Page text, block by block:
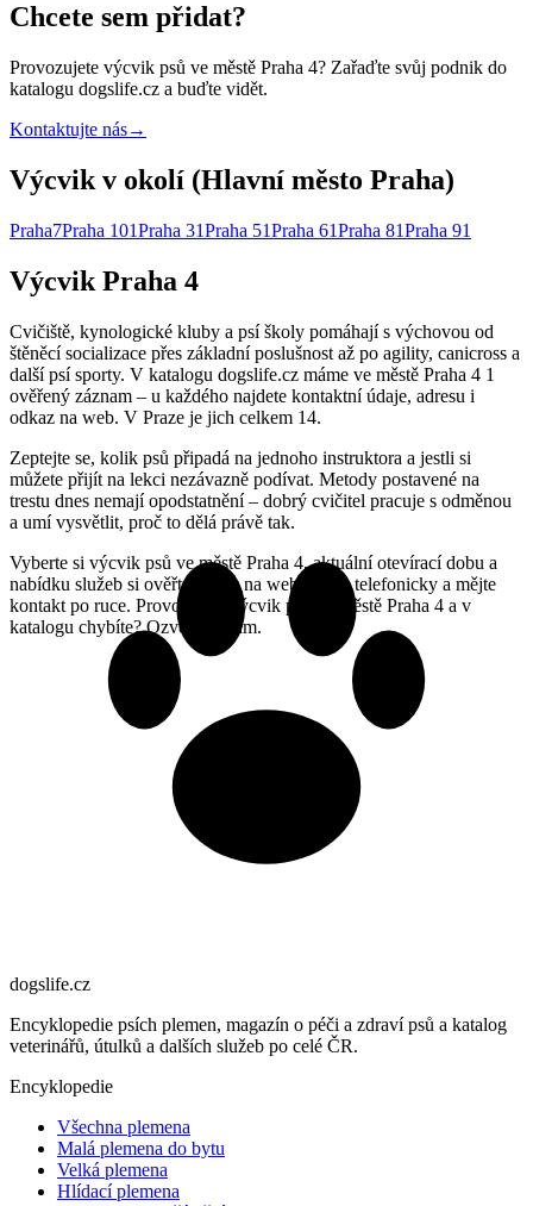
Chcete sem přidat?
Provozujete výcvik psů ve městě Praha 4? Zařaďte svůj podnik do
katalogu dogslife.cz a buďte vidět.
Kontaktujte nás→
Výcvik v okolí (Hlavní město Praha)
Praha7Praha 101Praha 31Praha 51Praha 61Praha 81Praha 91
Výcvik Praha 4
Cvičiště, kynologické kluby a psí školy pomáhají s výchovou od
štěněcí socializace přes základní poslušnost až po agility, canicross a
další psí sporty. V katalogu dogslife.cz máme ve městě Praha 4 1
ověřený záznam – u každého najdete kontaktní údaje, adresu i
odkaz na web. V Praze je jich celkem 14.
Zeptejte se, kolik psů připadá na jednoho instruktora a jestli si
můžete přijít na lekci nezávazně podívat. Metody postavené na
trestu dnes nemají opodstatnění – dobrý cvičitel pracuje s odměnou
a umí vysvětlit, proč to dělá právě tak.
Vyberte si výcvik psů ve městě Praha 4, aktuální otevírací dobu a
nabídku služeb si ověřte přímo na webu nebo telefonicky a mějte
kontakt po ruce. Provozujete výcvik psů ve městě Praha 4 a v
katalogu chybíte? Ozvěte se nám.
dogslife.cz
Encyklopedie psích plemen, magazín o péči a zdraví psů a katalog
veterinářů, útulků a dalších služeb po celé ČR.
Encyklopedie
Všechna plemena
Malá plemena do bytu
Velká plemena
Hlídací plemena